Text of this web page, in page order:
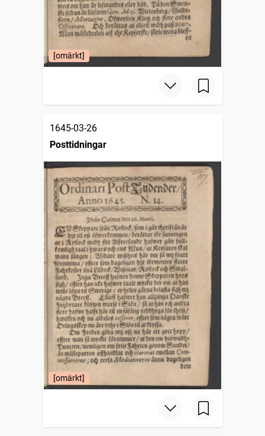
[omärkt]
1645-03-26
Posttidningar
[omärkt]